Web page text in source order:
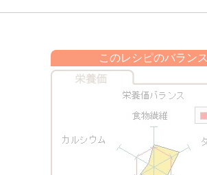
このレシピのバランス